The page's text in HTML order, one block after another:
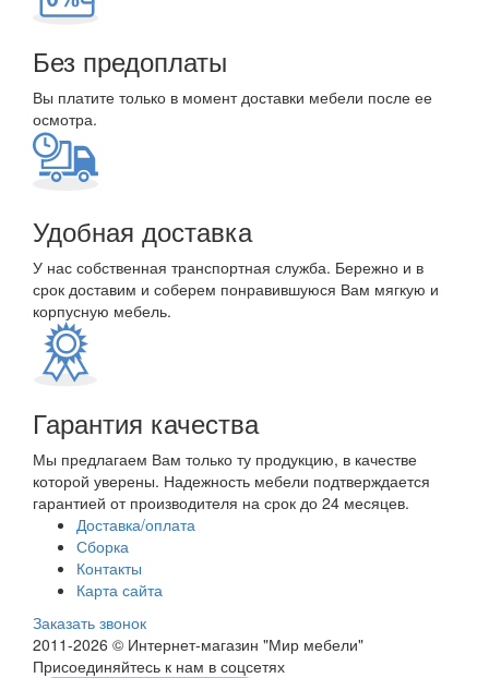
Без предоплаты
Вы платите только в момент доставки мебели после ее
осмотра.
Удобная доставка
У нас собственная транспортная служба. Бережно и в
срок доставим и соберем понравившуюся Вам мягкую и
корпусную мебель.
Гарантия качества
Мы предлагаем Вам только ту продукцию, в качестве
которой уверены. Надежность мебели подтверждается
гарантией от производителя на срок до 24 месяцев.
Доставка/оплата
Сборка
Контакты
Карта сайта
Заказать звонок
2011-2026 © Интернет-магазин "Мир мебели"
Присоединяйтесь к нам в соцсетях